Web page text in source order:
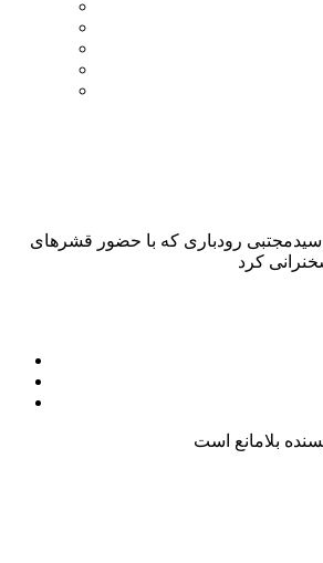
آیت الله سیدمجتبی رودباری که با حضور قشرهای
بلامانع است